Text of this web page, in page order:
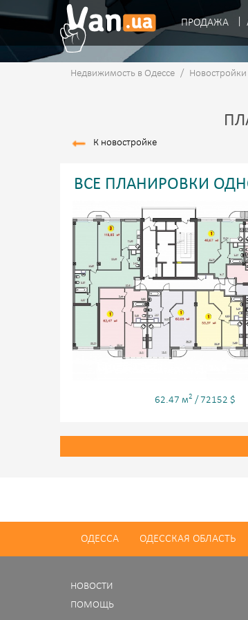
ПРОДАЖА
Недвижимость в Одессе / Новостройки
К новостройке
ВСЕ ПЛАНИРОВКИ
62.47 м2 / 72152 $
ОДЕССА ОДЕССКАЯ ОБЛАСТЬ
НОВОСТИ
ПОМОЩЬ